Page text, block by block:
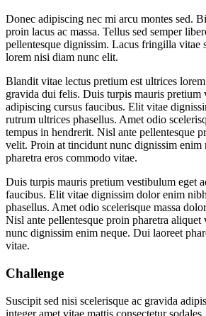
Donec adipiscing nec mi arcu montes sed.
proin lacus ac massa. Tellus sed semper
pellentesque dignissim. Lacus fringilla vitae
lorem nisi diam nunc elit.
Blandit vitae lectus pretium est ultrices
gravida dui felis. Duis turpis mauris pretium
adipiscing cursus faucibus. Elit vitae
rutrum ultrices phasellus. Amet odio
tempus in hendrerit. Nisl ante pellentesque
velit. Proin at tincidunt nunc dignissim enim
pharetra eros commodo vitae.
Duis turpis mauris pretium vestibulum eget
faucibus. Elit vitae dignissim dolor enim
phasellus. Amet odio scelerisque massa
Nisl ante pellentesque proin pharetra
nunc dignissim enim neque. Dui laoreet
vitae.
Challenge
Suscipit sed nisi scelerisque ac gravida
integer amet vitae mattis consectetur sodales.